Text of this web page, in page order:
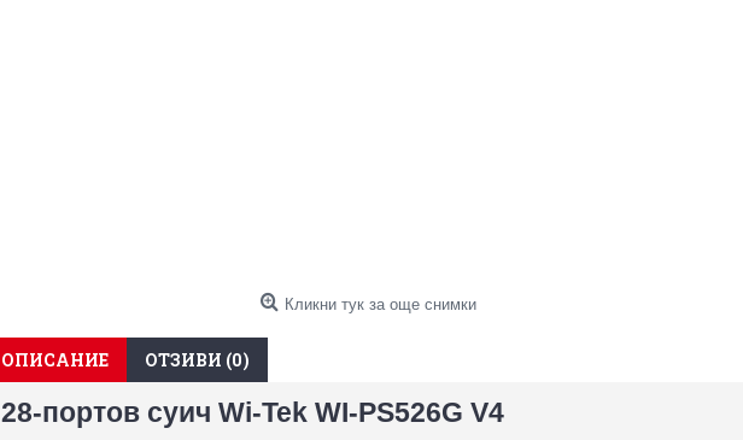
Кликни тук за още снимки
ОПИСАНИЕ ОТЗИВИ (0)
28-портов суич Wi-Tek WI-PS526G V4